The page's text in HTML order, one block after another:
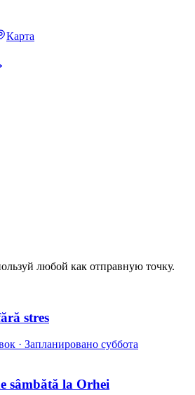
Карта
любой как отправную точку.
stres
· Запланировано суббота
sâmbătă la Orhei